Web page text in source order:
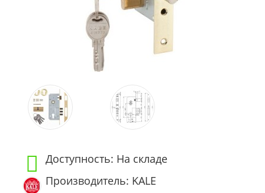
Доступность: На складе
Производитель: KALE